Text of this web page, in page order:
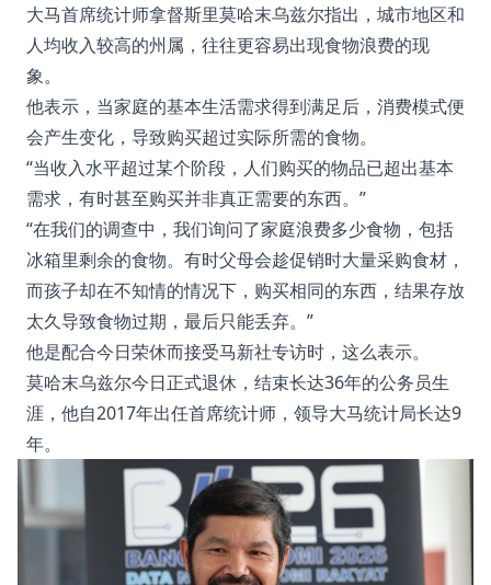
大马首席统计师拿督斯里莫哈末乌兹尔指出，城市地区和
人均收入较高的州属，往往更容易出现食物浪费的现
象。
他表示，当家庭的基本生活需求得到满足后，消费模式便
会产生变化，导致购买超过实际所需的食物。
“当收入水平超过某个阶段，人们购买的物品已超出基本
需求，有时甚至购买并非真正需要的东西。”
“在我们的调查中，我们询问了家庭浪费多少食物，包括
冰箱里剩余的食物。有时父母会趁促销时大量采购食材，
而孩子却在不知情的情况下，购买相同的东西，结果存放
太久导致食物过期，最后只能丢弃。”
他是配合今日荣休而接受马新社专访时，这么表示。
莫哈末乌兹尔今日正式退休，结束长达36年的公务员生
涯，他自2017年出任首席统计师，领导大马统计局长达9
年。